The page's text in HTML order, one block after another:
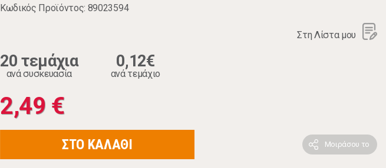
Κωδικός Προϊόντος: 89023594
Στη Λίστα μου
20 τεμάχια
ανά συσκευασία
0,12€
ανά τεμάχιο
2,49 €
ΣΤΟ ΚΑΛΑΘΙ Μοιράσου το